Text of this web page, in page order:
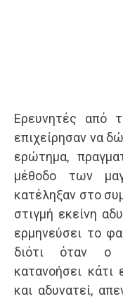
Ερευνητές από
επιχείρησαν να
ερώτημα,
μέθοδο των
κατέληξαν στο
στιγμή εκείνη
ερμηνεύσει το
διότι όταν ο
κατανοήσει
και αδυνατεί,